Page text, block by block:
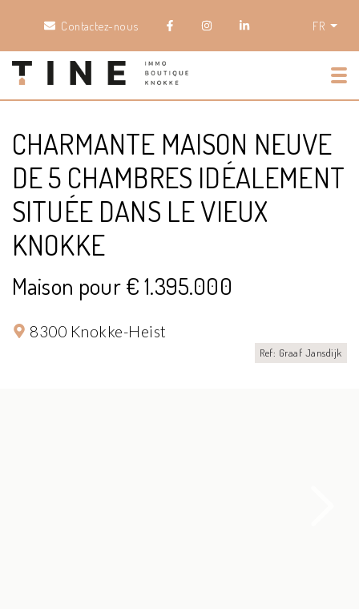
Contactez-nous FR
CHARMANTE MAISON NEUVE
DE 5 CHAMBRES IDÉALEMENT
SITUÉE DANS LE VIEUX
KNOKKE
Maison pour € 1.395.000
8300 Knokke-Heist
Ref: Graaf Jansdijk